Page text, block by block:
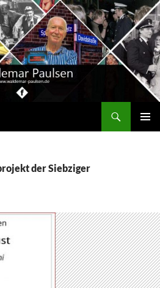
der Siebziger